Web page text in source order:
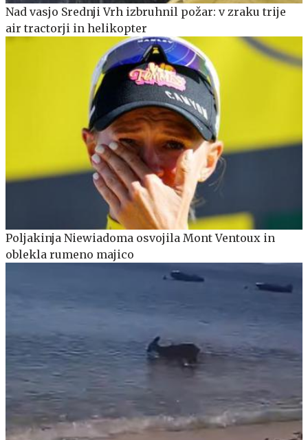
Nad vasjo Srednji Vrh izbruhnil požar: v zraku trije
air tractorji in helikopter
Poljakinja Niewiadoma osvojila Mont Ventoux in
oblekla rumeno majico